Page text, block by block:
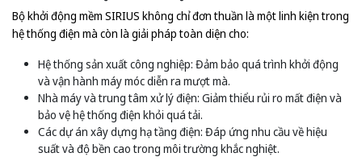
Bộ khởi động mềm SIRIUS không chỉ đơn thuần là một linh kiện trong
hệ thống điện mà còn là giải pháp toàn diện cho:
Hệ thống sản xuất công nghiệp: Đảm bảo quá trình khởi động
và vận hành máy móc diễn ra mượt mà.
Nhà máy và trung tâm xử lý điện: Giảm thiểu rủi ro mất điện và
bảo vệ hệ thống điện khỏi quá tải.
Các dự án xây dựng hạ tầng điện: Đáp ứng nhu cầu về hiệu
suất và độ bền cao trong môi trường khắc nghiệt.